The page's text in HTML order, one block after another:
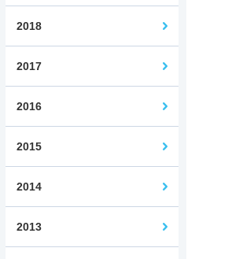
2018
2017
2016
2015
2014
2013